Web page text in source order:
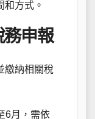
和方式。
務申報
繳納相關稅
6月，需依